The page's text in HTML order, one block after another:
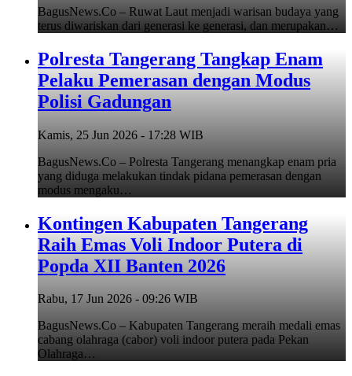
BagusNews.Co – Ruwat Laut menjadi warisan budaya yang
terus diwariskan dari generasi ke generasi, dan merupakan…
Polresta Tangerang Tangkap Enam
Pelaku Pemerasan dengan Modus
Polisi Gadungan
Kamis, 25 Jun 2026 - 17:28 WIB
BagusNews.Co – Polresta Tangerang menangkap enam pria
yang diduga melakukan tindak pidana pemerasan dengan
modus mengaku…
Kontingen Kabupaten Tangerang
Raih Emas Voli Indoor Putera di
Popda XII Banten 2026
Rabu, 17 Jun 2026 - 09:26 WIB
BagusNews.Co – Kabupaten Tangerang meraih medali emas
cabang olahraga (cabor) voli indoor putera pada Pekan
Olahraga…